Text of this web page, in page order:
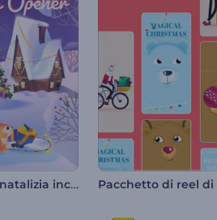
Apertura natalizia incantata